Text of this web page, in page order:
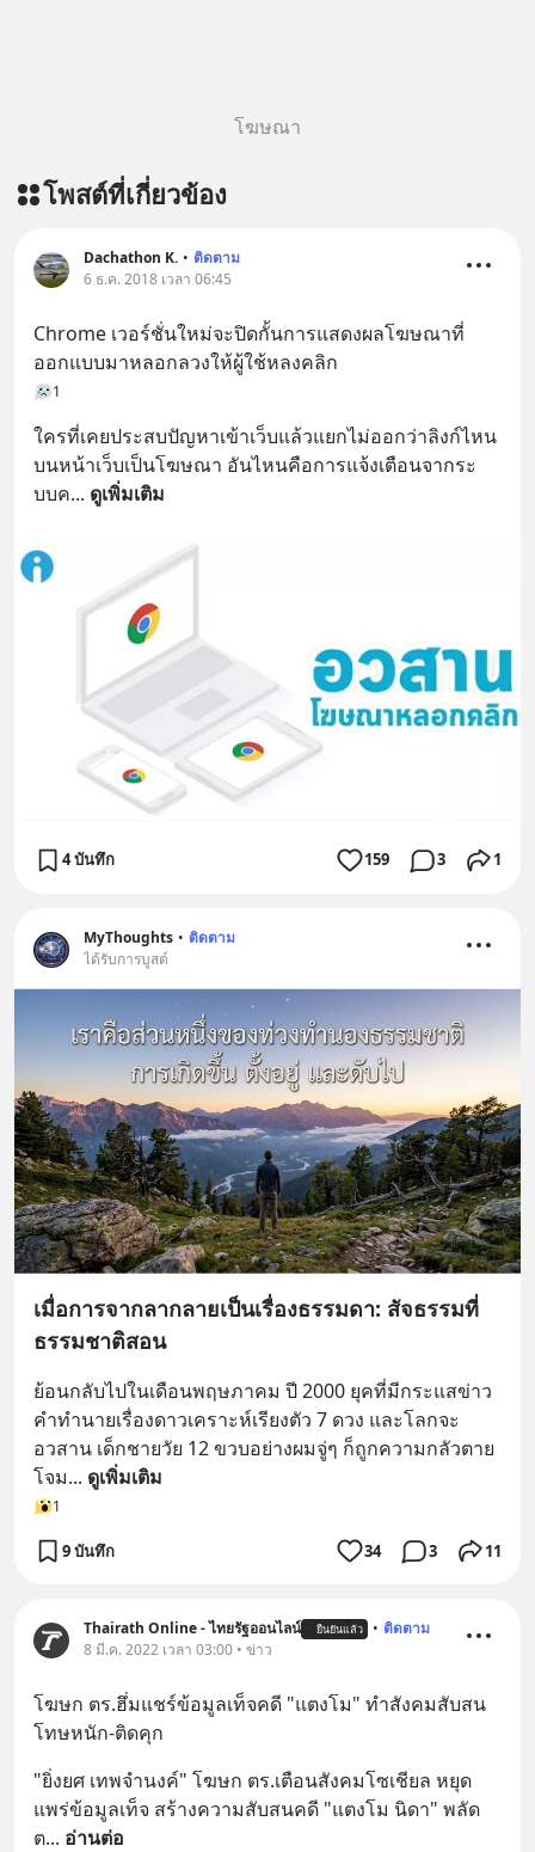
โฆษณา
โพสต์ที่เกี่ยวข้อง
Dachathon K. • ติดตาม
6 ธ.ค. 2018 เวลา 06:45
Chrome เวอร์ชั่นใหม่จะปิดกั้นการแสดงผลโฆษณาที่
ออกแบบมาหลอกลวงให้ผู้ใช้หลงคลิก
1
ใครที่เคยประสบปัญหาเข้าเว็บแล้วแยกไม่ออกว่าลิงก์ไหน
บนหน้าเว็บเป็นโฆษณา อันไหนคือการแจ้งเตือนจากระ
บบค... ดูเพิ่มเติม
4 บันทึก 159 3 1
MyThoughts • ติดตาม
ได้รับการบูสต์
เมื่อการจากลากลายเป็นเรื่องธรรมดา: สัจธรรมที่
ธรรมชาติสอน
ย้อนกลับไปในเดือนพฤษภาคม ปี 2000 ยุคที่มีกระแสข่าว
คำทำนายเรื่องดาวเคราะห์เรียงตัว 7 ดวง และโลกจะ
อวสาน เด็กชายวัย 12 ขวบอย่างผมจู่ๆ ก็ถูกความกลัวตาย
โจม... ดูเพิ่มเติม
1
9 บันทึก 34 3 11
Thairath Online - ไทยรัฐออนไลน์ ยืนยันแล้ว • ติดตาม
8 มี.ค. 2022 เวลา 03:00 • ข่าว
โฆษก ตร.ฮึ่มแชร์ข้อมูลเท็จคดี "แตงโม" ทำสังคมสับสน
โทษหนัก-ติดคุก
"ยิ่งยศ เทพจำนงค์" โฆษก ตร.เตือนสังคมโซเชียล หยุด
แพร่ข้อมูลเท็จ สร้างความสับสนคดี "แตงโม นิดา" พลัด
ต... อ่านต่อ